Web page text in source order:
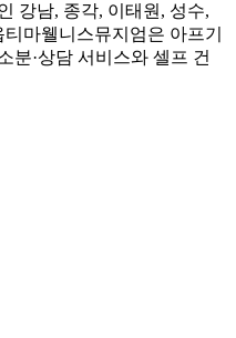
강남, 종각, 이태원, 성수,
마웰니스뮤지엄은 아프기
분·상담 서비스와 셀프 건